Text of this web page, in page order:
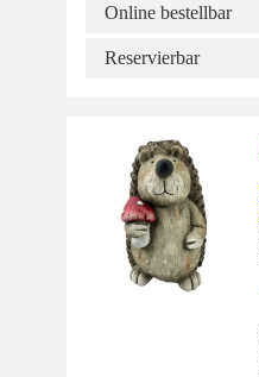
Online bestellbar
Reservierbar